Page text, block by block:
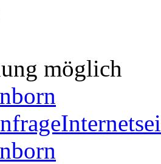
möglich